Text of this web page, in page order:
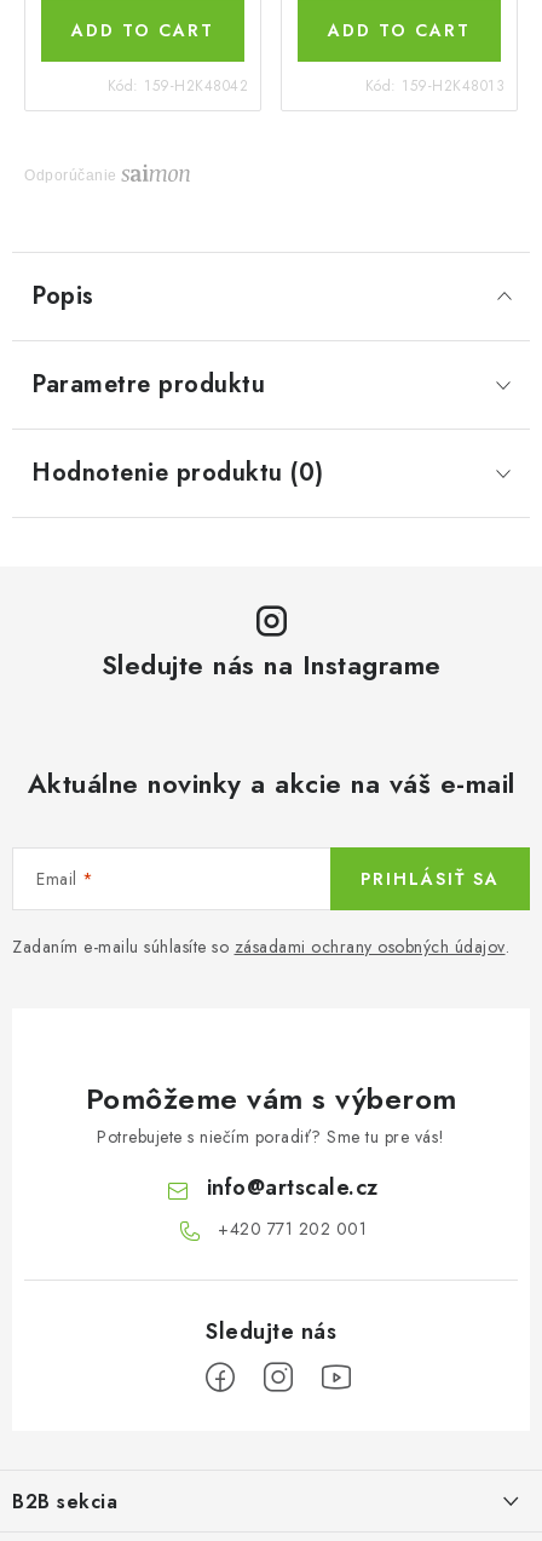
ADD TO CART
Kód: 159-H2K48042
ADD TO CART
Kód: 159-H2K48013
Odporúčanie
Popis
Parametre produktu
Hodnotenie produktu (0)
Sledujte nás na Instagrame
Aktuálne novinky a akcie na váš e-mail
Email
Zadaním e-mailu súhlasíte so zásadami ochrany osobných údajov.
PRIHLÁSIŤ SA
Pomôžeme vám s výberom
Potrebujete s niečím poradiť? Sme tu pre vás!
info@artscale.cz
+420 771 202 001​
pB2B sekcia